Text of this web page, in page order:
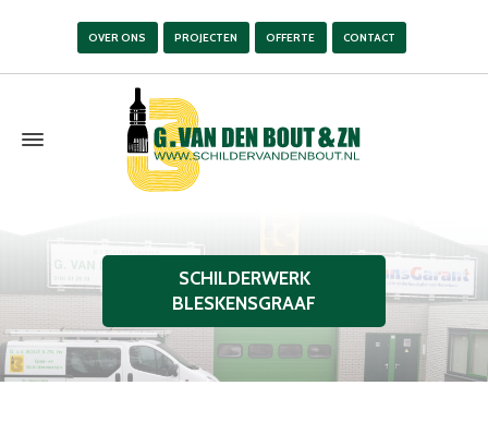
OVER ONS PROJECTEN OFFERTE CONTACT
SCHILDERWERK
BLESKENSGRAAF